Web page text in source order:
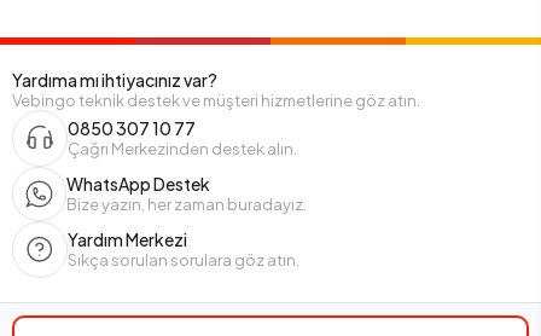
Yardıma mı ihtiyacınız var?
Vebingo teknik destek ve müşteri hizmetlerine göz atın.
0850 307 10 77
Çağrı Merkezinden destek alın.
WhatsApp Destek
Bize yazın, her zaman buradayız.
Yardım Merkezi
Sıkça sorulan sorulara göz atın.